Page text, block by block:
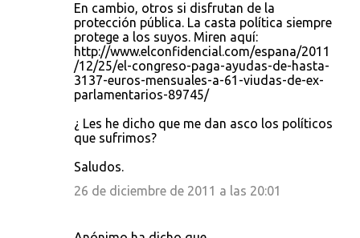
En cambio, otros si disfrutan de la
protección pública. La casta política siempre
protege a los suyos. Miren aquí:
http://www.elconfidencial.com/espana/2011
/12/25/el-congreso-paga-ayudas-de-hasta-
3137-euros-mensuales-a-61-viudas-de-ex-
parlamentarios-89745/
¿ Les he dicho que me dan asco los políticos
que sufrimos?
Saludos.
26 de diciembre de 2011 a las 20:01